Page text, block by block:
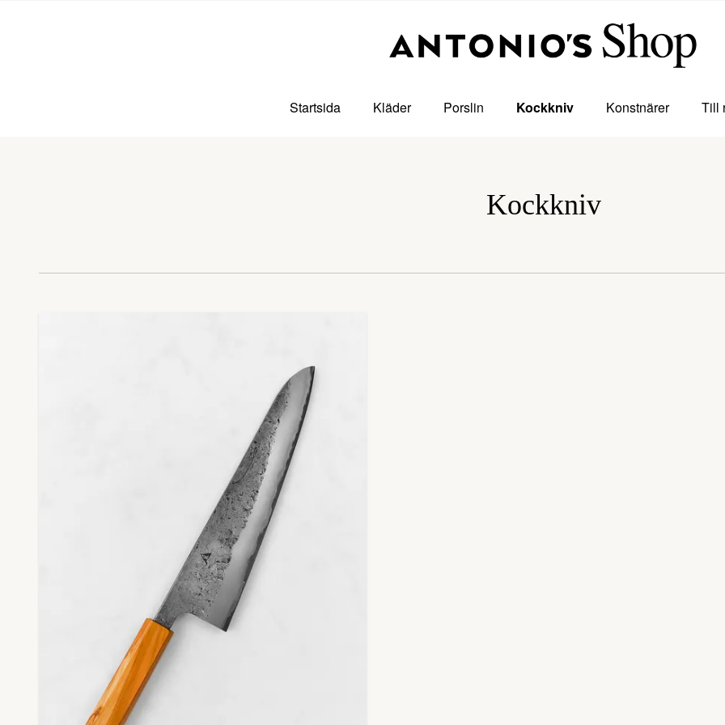
Startsida Kläder Porslin Kockkniv Konstnärer Till
Kockkniv